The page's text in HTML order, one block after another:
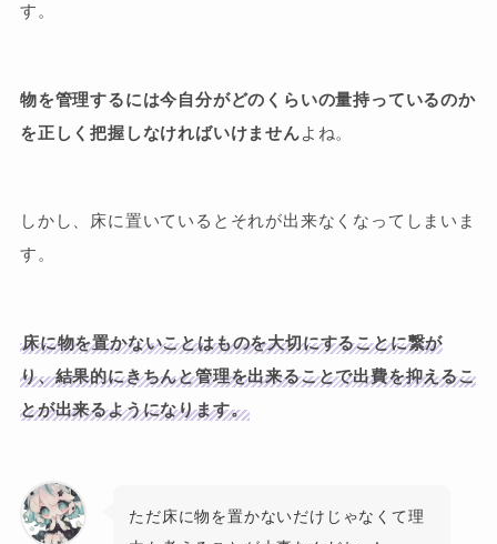
す。
物を管理するには今自分がどのくらいの量持っているのか
を正しく把握しなければいけませんよね。
しかし、床に置いているとそれが出来なくなってしまいま
す。
床に物を置かないことはものを大切にすることに繋が
り、結果的にきちんと管理を出来ることで出費を抑えるこ
とが出来るようになります。
ただ床に物を置かないだけじゃなくて理